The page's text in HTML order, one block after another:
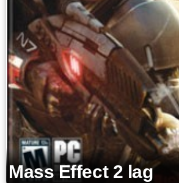
Mass Effect 2 lag